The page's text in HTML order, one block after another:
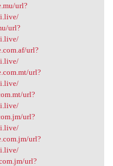
url?
url?
url?
url?
url?
url?
url?
url?